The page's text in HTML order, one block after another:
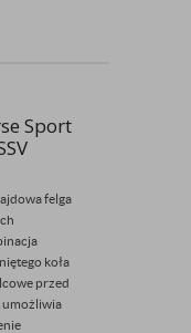
Sport
felga
koła
przed
umożliwia